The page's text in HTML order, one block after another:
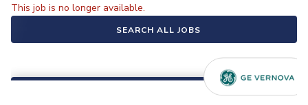
This job is no longer available.
SEARCH ALL JOBS